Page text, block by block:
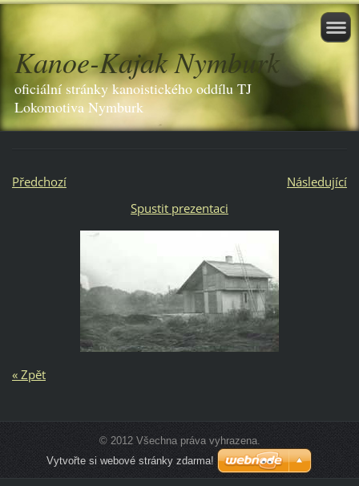
Kanoe-Kajak Nymburk
oficiální stránky kanoistického oddílu TJ
Lokomotiva Nymburk
Předchozí
Následující
Spustit prezentaci
« Zpět
© 2012 Všechna práva vyhrazena.
Vytvořte si webové stránky zdarma!